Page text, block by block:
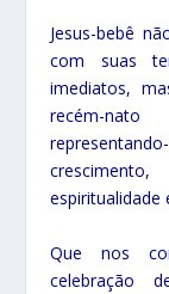
Jesus-bebê
com suas
imediatos,
recém-
espiritualidade
Que nos
celebração